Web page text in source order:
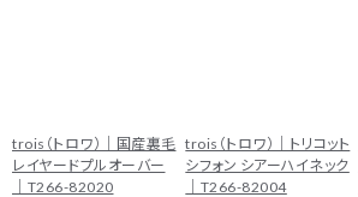
trois（トロワ）｜国産裏毛
レイヤードプルオーバー
｜T266-82020
trois（トロワ）｜トリコット
シフォン シアーハイネック
｜T266-82004